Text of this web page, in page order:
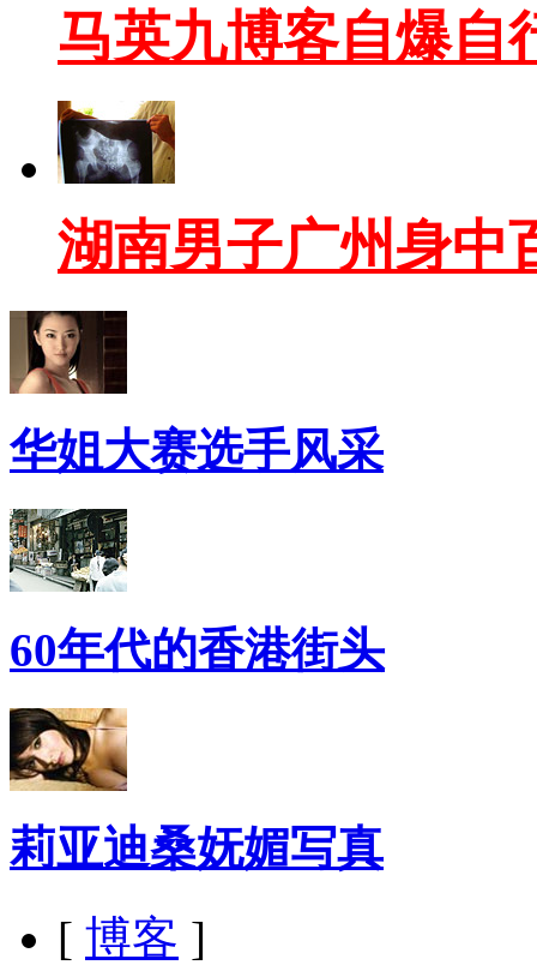
马英九博客自爆自
湖南男子广州身中
华姐大赛选手风采
60年代的香港街头
莉亚迪桑妩媚写真
[ 博客 ]